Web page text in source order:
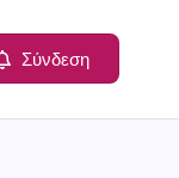
Σύνδεση